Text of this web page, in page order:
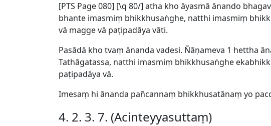
[PTS Page 080] [\q 80/] atha kho āyasmā ānando
bhante imasmiṃ bhikkhusaṅghe, natthi imasmiṃ
vā magge vā paṭipadāya vāti.
Pasādā kho tvaṃ ānanda vadesi. Ñāṇameva 1 hettha
Tathāgatassa, natthi imasmiṃ bhikkhusaṅghe
paṭipadāya vā.
Imesaṃ hi ānanda pañcannaṃ bhikkhusatānaṃ yo
4. 2. 3. 7. (Acinteyyasuttaṃ)